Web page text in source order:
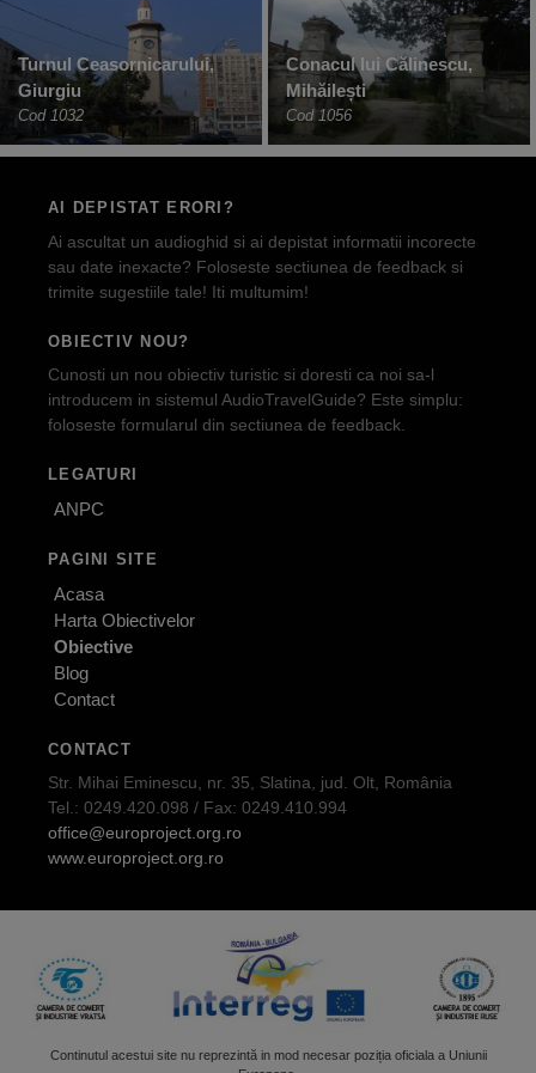
Turnul Ceasornicarului,
Giurgiu
Cod 1032
Conacul lui Călinescu,
Mihăilești
Cod 1056
AI DEPISTAT ERORI?
Ai ascultat un audioghid si ai depistat informatii incorecte
sau date inexacte? Foloseste sectiunea de feedback si
trimite sugestiile tale! Iti multumim!
OBIECTIV NOU?
Cunosti un nou obiectiv turistic si doresti ca noi sa-l
introducem in sistemul AudioTravelGuide? Este simplu:
foloseste formularul din sectiunea de feedback.
LEGATURI
ANPC
PAGINI SITE
Acasa
Harta Obiectivelor
Obiective
Blog
Contact
CONTACT
Str. Mihai Eminescu, nr. 35, Slatina, jud. Olt, România
Tel.: 0249.420.098 / Fax: 0249.410.994
office@europroject.org.ro
www.europroject.org.ro
Continutul acestui site nu reprezintă in mod necesar poziția oficiala a Uniunii